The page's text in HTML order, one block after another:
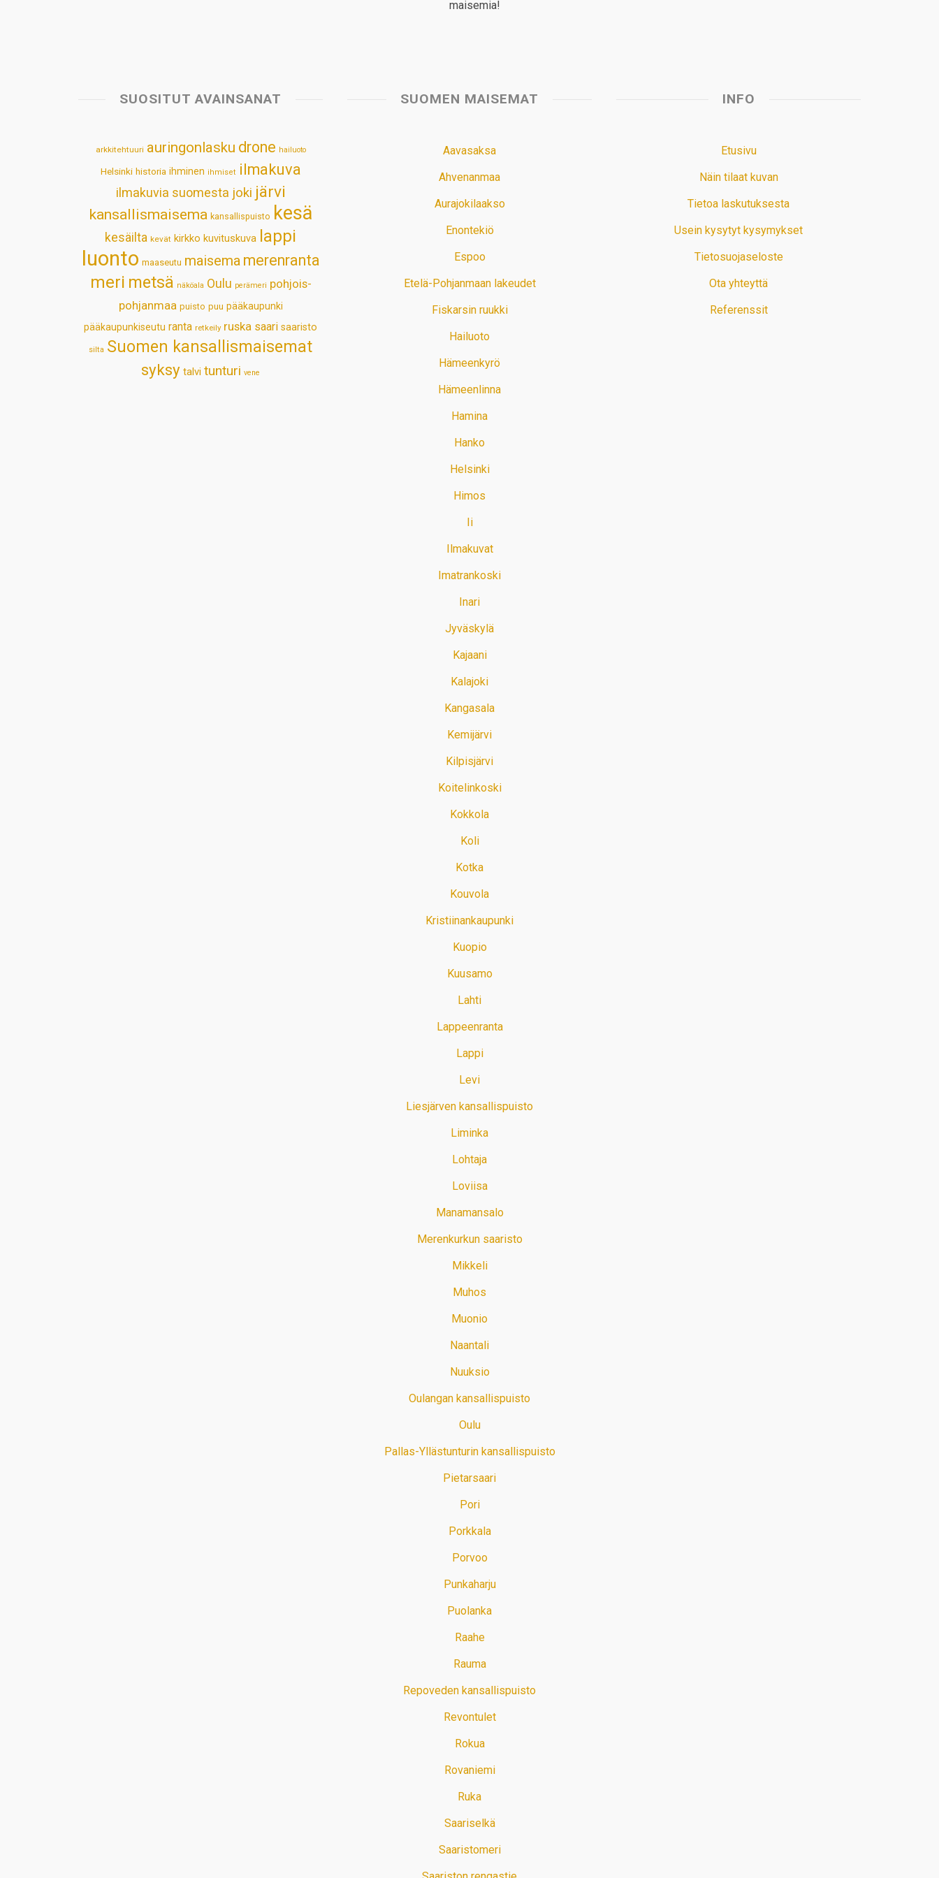
maisemia!
SUOSITUT AVAINSANAT
arkkitehtuuri auringonlasku drone hailuoto
Helsinki historia ihminen ihmiset ilmakuva
ilmakuvia suomesta joki järvi
kansallismaisema kansallispuisto kesä
kesäilta kevät kirkko kuvituskuva lappi
luonto maaseutu maisema merenranta
meri metsä näköala Oulu perämeri pohjois-
pohjanmaa puisto puu pääkaupunki
pääkaupunkiseutu ranta retkeily ruska saari saaristo
silta Suomen kansallismaisemat
syksy talvi tunturi vene
SUOMEN MAISEMAT
Aavasaksa
Ahvenanmaa
Aurajokilaakso
Enontekiö
Espoo
Etelä-Pohjanmaan lakeudet
Fiskarsin ruukki
Hailuoto
Hämeenkyrö
Hämeenlinna
Hamina
Hanko
Helsinki
Himos
Ii
Ilmakuvat
Imatrankoski
Inari
Jyväskylä
Kajaani
Kalajoki
Kangasala
Kemijärvi
Kilpisjärvi
Koitelinkoski
Kokkola
Koli
Kotka
Kouvola
Kristiinankaupunki
Kuopio
Kuusamo
Lahti
Lappeenranta
Lappi
Levi
Liesjärven kansallispuisto
Liminka
Lohtaja
Loviisa
Manamansalo
Merenkurkun saaristo
Mikkeli
Muhos
Muonio
Naantali
Nuuksio
Oulangan kansallispuisto
Oulu
Pallas-Yllästunturin kansallispuisto
Pietarsaari
Pori
Porkkala
Porvoo
Punkaharju
Puolanka
Raahe
Rauma
Repoveden kansallispuisto
Revontulet
Rokua
Rovaniemi
Ruka
Saariselkä
Saaristomeri
INFO
Etusivu
Näin tilaat kuvan
Tietoa laskutuksesta
Usein kysytyt kysymykset
Tietosuojaseloste
Ota yhteyttä
Referenssit